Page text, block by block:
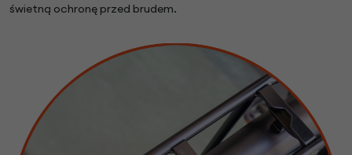
świetną ochronę przed brudem.